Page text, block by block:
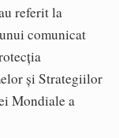
referit la
comunicat
și Strategiilor
Mondiale a